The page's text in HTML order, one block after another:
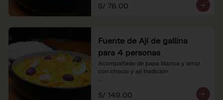
soles e incluyen impuestos de ley y
S/ 76.00
Fuente de Ají de gallina
para 4 personas
Acompañado de papa blanca y arroz
con choclo y ají tradición
*Nuestros precios están expresados en
soles e incluyen impuestos de ley y
S/ 149.00